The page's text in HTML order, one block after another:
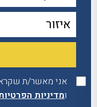
אני מאשר/ת
ומדיניות